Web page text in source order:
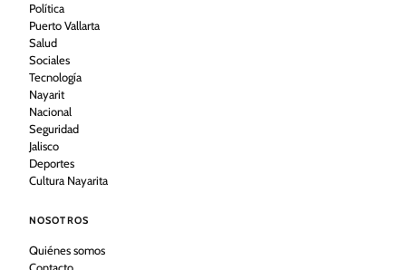
Política
Puerto Vallarta
Salud
Sociales
Tecnología
Nayarit
Nacional
Seguridad
Jalisco
Deportes
Cultura Nayarita
NOSOTROS
Quiénes somos